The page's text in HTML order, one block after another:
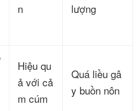
n
lượng
Hiệu qu
ả với cả
m cúm
Quá liều gâ
y buồn nôn